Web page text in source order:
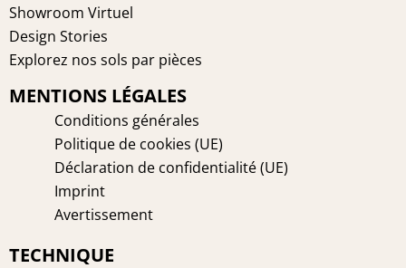
Showroom Virtuel
Design Stories
Explorez nos sols par pièces
MENTIONS LÉGALES
Conditions générales
Politique de cookies (UE)
Déclaration de confidentialité (UE)
Imprint
Avertissement
TECHNIQUE